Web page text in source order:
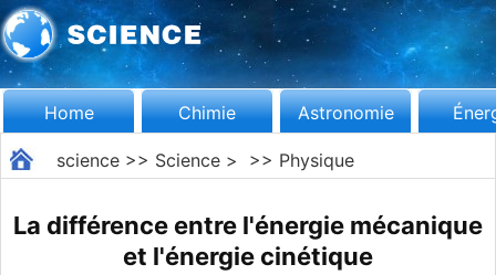
Home Chimie Astronomie
science>> Science> >> Physique
La différence entre l'énergie mécanique
et l'énergie cinétique